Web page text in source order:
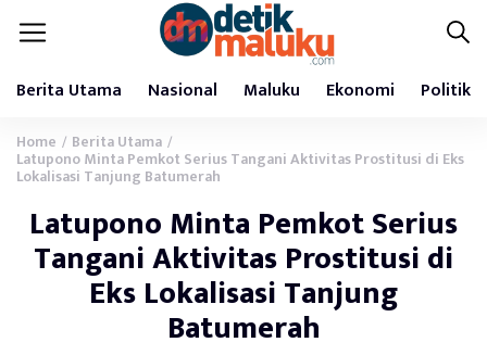
Berita Utama Nasional Maluku Ekonomi Politik
Home / Berita Utama /
Latupono Minta Pemkot Serius Tangani Aktivitas Prostitusi di Eks
Lokalisasi Tanjung Batumerah
Latupono Minta Pemkot Serius
Tangani Aktivitas Prostitusi di
Eks Lokalisasi Tanjung
Batumerah